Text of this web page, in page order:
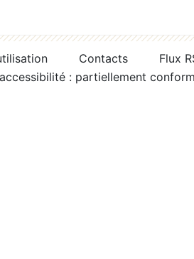
Contacts
Flux
: partiellement